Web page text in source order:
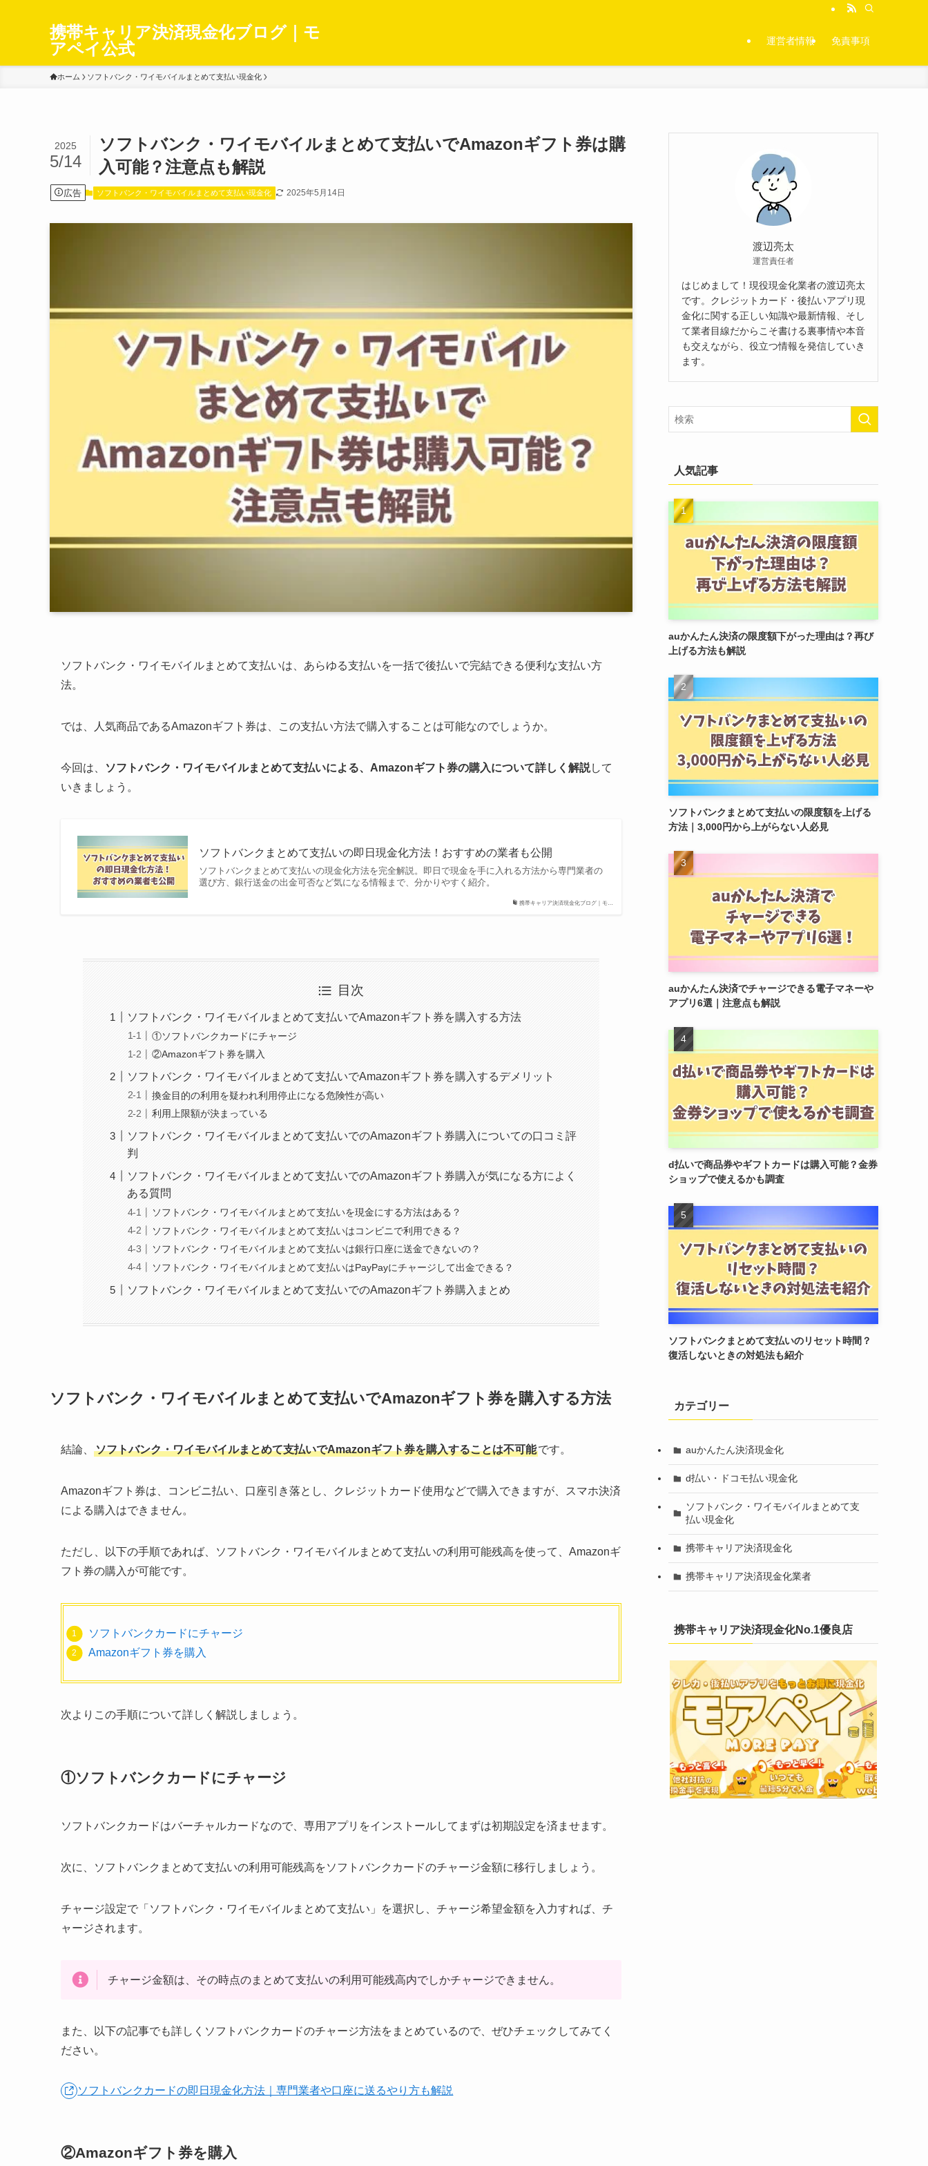
携帯キャリア決済現金化ブログ｜モ
アペイ公式
運営者情報 免責事項
ホーム ソフトバンク・ワイモバイルまとめて支払い現金化
ソフトバンク・ワイモバイルまとめて支払いでAmazonギフト券は購
入可能？注意点も解説
2025
5/14
広告 ソフトバンク・ワイモバイルまとめて支払い現金化 2025年5月14日
ソフトバンク・ワイモバイルまとめて支払いは、あらゆる支払いを一括で後払いで完結できる便利な支払い方
法。
では、人気商品であるAmazonギフト券は、この支払い方法で購入することは可能なのでしょうか。
今回は、 ソフトバンク・ワイモバイルまとめて支払いによる、Amazonギフト券の購入について詳しく解説して
いきましょう。
携帯キャリア決済現金化ブログ｜モ…
ソフトバンクまとめて支払いの即日現金化方法！おすすめの業者も公開
ソフトバンクまとめて支払いの現金化方法を完全解説。即日で現金を手に入れる方法から専門業者の
選び方、銀行送金の出金可否など気になる情報まで、分かりやすく紹介。
目次
ソフトバンク・ワイモバイルまとめて支払いでAmazonギフト券を購入する方法
①ソフトバンクカードにチャージ
②Amazonギフト券を購入
ソフトバンク・ワイモバイルまとめて支払いでAmazonギフト券を購入するデメリット
換金目的の利用を疑われ利用停止になる危険性が高い
利用上限額が決まっている
ソフトバンク・ワイモバイルまとめて支払いでのAmazonギフト券購入についての口コミ評
判
ソフトバンク・ワイモバイルまとめて支払いでのAmazonギフト券購入が気になる方によく
ある質問
ソフトバンク・ワイモバイルまとめて支払いを現金にする方法はある？
ソフトバンク・ワイモバイルまとめて支払いはコンビニで利用できる？
ソフトバンク・ワイモバイルまとめて支払いは銀行口座に送金できないの？
ソフトバンク・ワイモバイルまとめて支払いはPayPayにチャージして出金できる？
ソフトバンク・ワイモバイルまとめて支払いでのAmazonギフト券購入まとめ
ソフトバンク・ワイモバイルまとめて支払いでAmazonギフト券を購入する方法
結論、 ソフトバンク・ワイモバイルまとめて支払いでAmazonギフト券を購入することは不可能です。
Amazonギフト券は、コンビニ払い、口座引き落とし、クレジットカード使用などで購入できますが、スマホ決済
による購入はできません。
ただし、以下の手順であれば、ソフトバンク・ワイモバイルまとめて支払いの利用可能残高を使って、Amazonギ
フト券の購入が可能です。
ソフトバンクカードにチャージ
Amazonギフト券を購入
次よりこの手順について詳しく解説しましょう。
①ソフトバンクカードにチャージ
ソフトバンクカードはバーチャルカードなので、専用アプリをインストールしてまずは初期設定を済ませます。
次に、ソフトバンクまとめて支払いの利用可能残高をソフトバンクカードのチャージ金額に移行しましょう。
チャージ設定で「ソフトバンク・ワイモバイルまとめて支払い」を選択し、チャージ希望金額を入力すれば、チ
ャージされます。
チャージ金額は、その時点のまとめて支払いの利用可能残高内でしかチャージできません。
また、以下の記事でも詳しくソフトバンクカードのチャージ方法をまとめているので、ぜひチェックしてみてく
ださい。
ソフトバンクカードの即日現金化方法｜専門業者や口座に送るやり方も解説
②Amazonギフト券を購入
渡辺亮太
運営責任者
はじめまして！現役現金化業者の渡辺亮太
です。クレジットカード・後払いアプリ現
金化に関する正しい知識や最新情報、そし
て業者目線だからこそ書ける裏事情や本音
も交えながら、役立つ情報を発信していき
ます。
人気記事
auかんたん決済の限度額下がった理由は？再び
上げる方法も解説
ソフトバンクまとめて支払いの限度額を上げる
方法｜3,000円から上がらない人必見
auかんたん決済でチャージできる電子マネーや
アプリ6選｜注意点も解説
d払いで商品券やギフトカードは購入可能？金券
ショップで使えるかも調査
ソフトバンクまとめて支払いのリセット時間？
復活しないときの対処法も紹介
カテゴリー
auかんたん決済現金化
d払い・ドコモ払い現金化
ソフトバンク・ワイモバイルまとめて支
払い現金化
携帯キャリア決済現金化
携帯キャリア決済現金化業者
携帯キャリア決済現金化No.1優良店